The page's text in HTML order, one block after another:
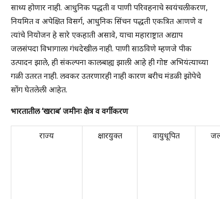
साध्य होणार नाही. आधुनिक पद्धती व पाणी परिवहनाचे स्वयंचलीकरण,
नियमित व अपेक्षित विसर्ग, आधुनिक सिंचन पद्धती एकत्रित आणणे व
त्यांचे नियोजन हे सारे एकहाती असावे, याचा महाराष्ट्रात अद्याप
जलसंपदा विभागाला गंधदेखील नाही. पाणी साठविणे म्हणजे पीक
उत्पादन झाले, ही संकल्पना कालबाह्य झाली आहे ही गोष्ट अभियंत्याच्या
गळी उतरत नाही. लवकर उतरणारही नाही कारण बरीच मंडळी झोपेचे
सोंग घेतलेली आहेत.
भारतातील ‘खराब’ जमीनः क्षेत्र व वर्गीकरण
राज्य क्षारयुक्त वायुधूपित